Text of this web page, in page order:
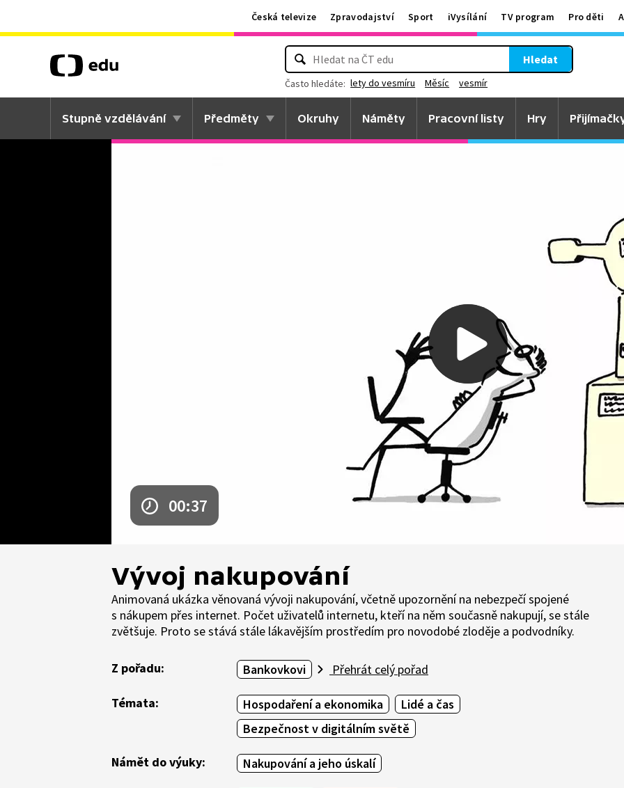
Česká televize Zpravodajství Sport iVysílání TV program Pro děti
Hledat
Často hledáte: lety do vesmíru Měsíc vesmír
Stupně vzdělávání Předměty Okruhy Náměty Pracovní listy Hry
00:37
Vývoj nakupování
Animovaná ukázka věnovaná vývoji nakupování, včetně upozornění na nebezpečí spojené
s nákupem přes internet. Počet uživatelů internetu, kteří na něm současně nakupují, se stále
zvětšuje. Proto se stává stále lákavějším prostředím pro novodobé zloděje a podvodníky.
Z pořadu: Bankovkovi Přehrát celý pořad
Témata: Hospodaření a ekonomika
Lidé a čas
Bezpečnost v digitálním světě
Námět do výuky: Nakupování a jeho úskalí